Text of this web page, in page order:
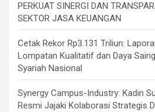
PERKUAT SINERGI DAN
SEKTOR JASA KEUANGAN
Cetak Rekor Rp3.131 Triliun:
Lompatan Kualitatif dan Daya
Syariah Nasional
Synergy Campus-Industry: Kadin
Resmi Jajaki Kolaborasi Strategis